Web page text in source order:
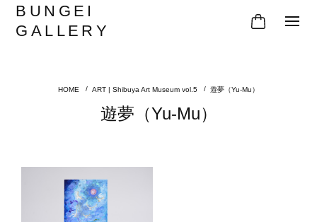
BUNGEI
GALLERY
ART | Shibuya Art Museum vol.5 遊夢（Yu-Mu）
遊夢（Yu-Mu）